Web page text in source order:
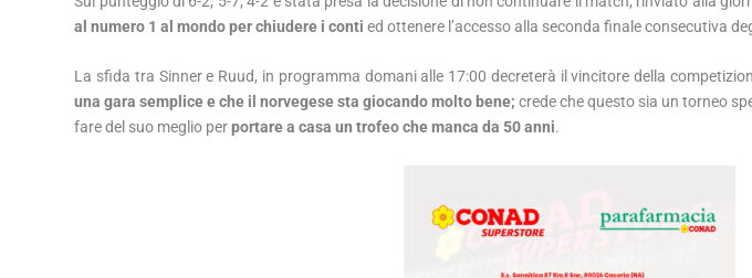
al numero 1 al mondo per chiudere i conti ed ottenere l’accesso alla seconda finale consecutiva
La sfida tra Sinner e Ruud, in programma domani alle 17:00 decreterà il vincitore della
una gara semplice e che il norvegese sta giocando molto bene;crede che questo sia un torneo
fare del suo meglio perportare a casa un trofeo che manca da 50 anni.